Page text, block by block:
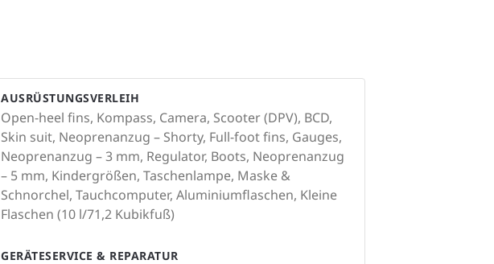
AUSRÜSTUNGSVERLEIH
Open-heel fins, Kompass, Camera, Scooter (DPV), BCD,
Skin suit, Neoprenanzug – Shorty, Full-foot fins, Gauges,
Neoprenanzug – 3 mm, Regulator, Boots, Neoprenanzug
– 5 mm, Kindergrößen, Taschenlampe, Maske &
Schnorchel, Tauchcomputer, Aluminiumflaschen, Kleine
Flaschen (10 l/71,2 Kubikfuß)
GERÄTESERVICE & REPARATUR